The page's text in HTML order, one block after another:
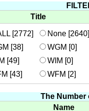
Title
[2772]
None [2640]
[38]
WGM [0]
IM [49]
WIM [0]
[43]
WFM [2]
The Number
Name